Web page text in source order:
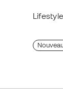
Lifestyle